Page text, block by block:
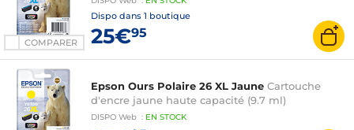
COMPARER
Dispo dans 1 boutique
25€95
Epson Ours Polaire 26 XL Jaune Cartouche
d'encre jaune haute capacité (9.7 ml)
DISPO Web : EN STOCK